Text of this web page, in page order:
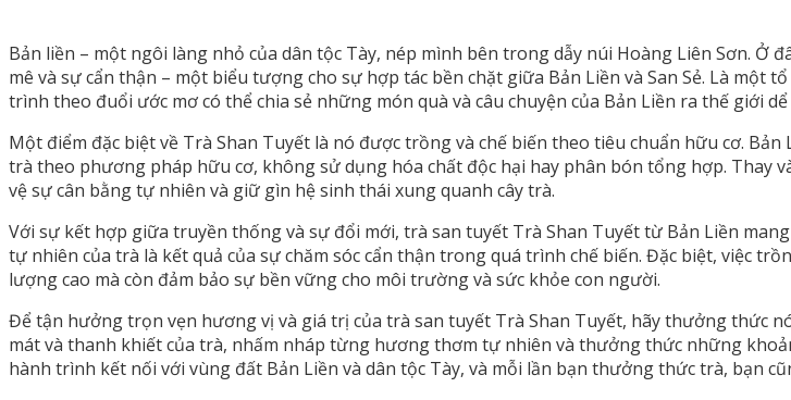
Bản liền – một ngôi làng nhỏ của dân tộc Tày, nép mình bên trong dẫy núi Hoàng Liên Sơn.
mê và sự cẩn thận – một biểu tượng cho sự hợp tác bền chặt giữa Bản Liền và San Sẻ. Là một
trình theo đuổi ước mơ có thể chia sẻ những món quà và câu chuyện của Bản Liền ra thế giới
Một điểm đặc biệt về Trà Shan Tuyết là nó được trồng và chế biến theo tiêu chuẩn hữu cơ.
trà theo phương pháp hữu cơ, không sử dụng hóa chất độc hại hay phân bón tổng hợp. Thay
vệ sự cân bằng tự nhiên và giữ gìn hệ sinh thái xung quanh cây trà.
Với sự kết hợp giữa truyền thống và sự đổi mới, trà san tuyết Trà Shan Tuyết từ Bản Liền
tự nhiên của trà là kết quả của sự chăm sóc cẩn thận trong quá trình chế biến. Đặc biệt, việc
lượng cao mà còn đảm bảo sự bền vững cho môi trường và sức khỏe con người.
Để tận hưởng trọn vẹn hương vị và giá trị của trà san tuyết Trà Shan Tuyết, hãy thưởng thức
mát và thanh khiết của trà, nhấm nháp từng hương thơm tự nhiên và thưởng thức những
hành trình kết nối với vùng đất Bản Liền và dân tộc Tày, và mỗi lần bạn thưởng thức trà, bạn